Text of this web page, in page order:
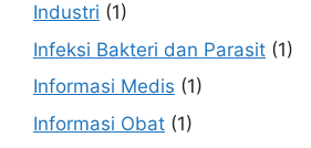
Industri (1)
Infeksi Bakteri dan Parasit (1)
Informasi Medis (1)
Informasi Obat (1)